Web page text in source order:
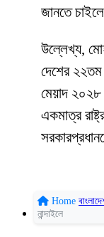
জানতে
উল্লেখ্য,
দেশের ২২তম
মেয়াদ ২০২৮
একমাত্র
Home
নান্দাইলে